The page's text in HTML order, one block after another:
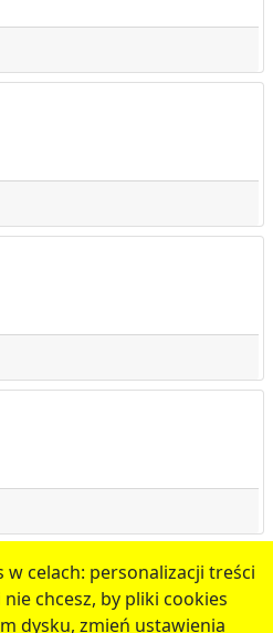
celach: personalizacji treści
chcesz, by pliki cookies
dysku, zmień ustawienia
4 5 następne
miejskiegowww.chojnow.eu